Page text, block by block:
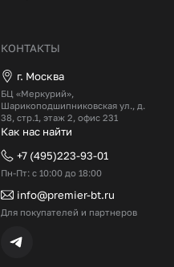
КОНТАКТЫ
г. Москва
БЦ «Меркурий»,
Шарикоподшипниковская ул., д.
38, стр.1, этаж 2, офис 231
Как нас найти
+7 (495)223-93-01
Пн-Пт: с 10:00 до 18:00
info@premier-bt.ru
Для покупателей и партнеров